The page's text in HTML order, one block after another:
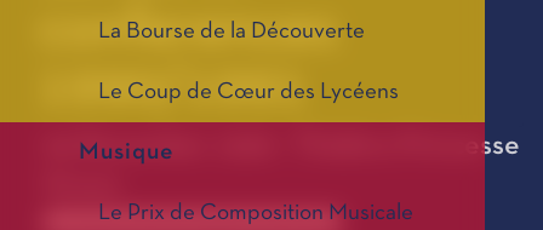
La Bourse de la Découverte
Le Coup de Cœur des Lycéens
Musique
Le Prix de Composition Musicale
conferences
1990/1991
03 December 1990 - Théâtre Princesse
Anciennes saisons de conférences 1967-2025